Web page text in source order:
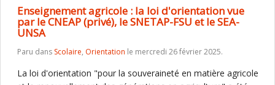
Enseignement agricole : la loi d'orientation vue
par le CNEAP (privé), le SNETAP-FSU et le SEA-
UNSA
Paru dans Scolaire, Orientation le mercredi 26 février 2025.
La loi d'orientation "pour la souveraineté en matière agricole